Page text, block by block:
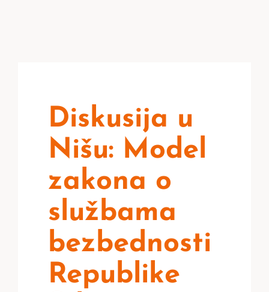
Diskusija u
Nišu: Model
zakona o
službama
bezbednosti
Republike